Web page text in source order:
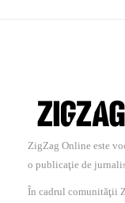
ZigZag Online este
o publicaţie de
În cadrul comunităţii